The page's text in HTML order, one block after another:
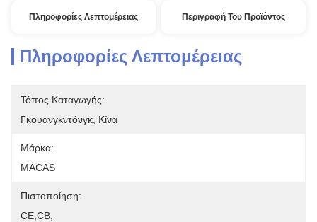
Πληροφορίες Λεπτομέρειας Περιγραφή Του Προϊόντος
Πληροφορίες Λεπτομέρειας
Τόπος Καταγωγής:
Γκουανγκντόνγκ, Κίνα
Μάρκα:
MACAS
Πιστοποίηση:
CE,CB,